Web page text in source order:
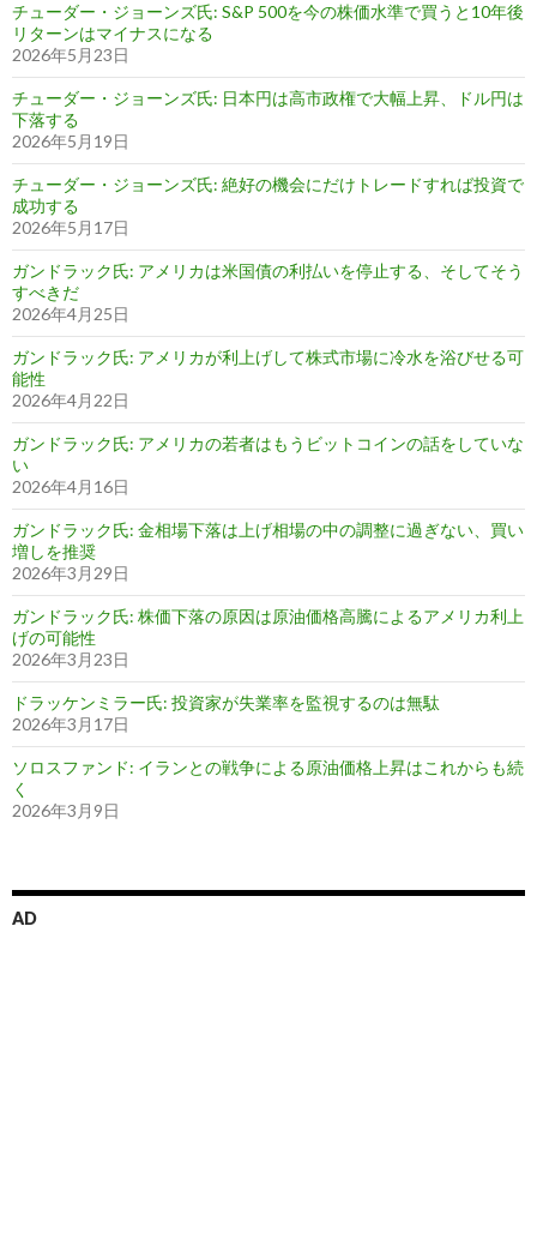
チューダー・ジョーンズ氏: S&P 500を今の株価水準で買うと10年後
リターンはマイナスになる
2026年5月23日
チューダー・ジョーンズ氏: 日本円は高市政権で大幅上昇、ドル円は
下落する
2026年5月19日
チューダー・ジョーンズ氏: 絶好の機会にだけトレードすれば投資で
成功する
2026年5月17日
ガンドラック氏: アメリカは米国債の利払いを停止する、そしてそう
すべきだ
2026年4月25日
ガンドラック氏: アメリカが利上げして株式市場に冷水を浴びせる可
能性
2026年4月22日
ガンドラック氏: アメリカの若者はもうビットコインの話をしていな
い
2026年4月16日
ガンドラック氏: 金相場下落は上げ相場の中の調整に過ぎない、買い
増しを推奨
2026年3月29日
ガンドラック氏: 株価下落の原因は原油価格高騰によるアメリカ利上
げの可能性
2026年3月23日
ドラッケンミラー氏: 投資家が失業率を監視するのは無駄
2026年3月17日
ソロスファンド: イランとの戦争による原油価格上昇はこれからも続
く
2026年3月9日
AD